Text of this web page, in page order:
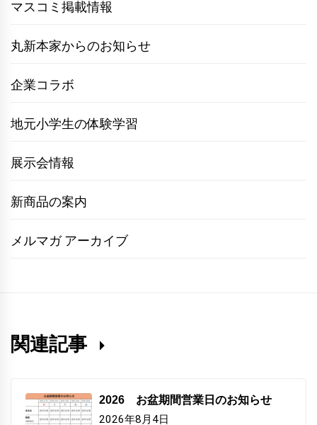
マスコミ掲載情報
丸新本家からのお知らせ
企業コラボ
地元小学生の体験学習
展示会情報
新商品の案内
メルマガ アーカイブ
関連記事
2026 お盆期間営業日のお知らせ
2026年8月4日